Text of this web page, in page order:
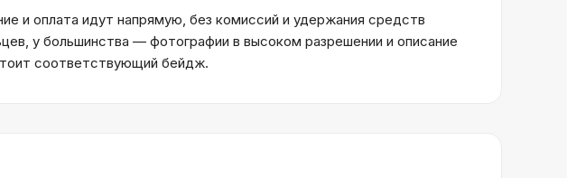
и оплата идут напрямую, без комиссий и удержания средств
у большинства — фотографии в высоком разрешении и описание
соответствующий бейдж.